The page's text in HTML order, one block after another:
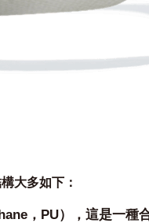
大多如下：
，PU），這是一種